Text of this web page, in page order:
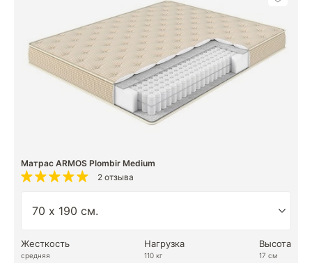
Матрас ARMOS Plombir Medium
2 отзыва
Жесткость
средняя
Нагрузка
110 кг
Высота
17 см